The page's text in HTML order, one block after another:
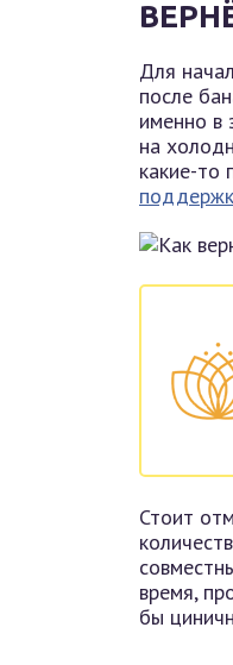
Для
после
именно в
на
какие-то
Стоит
время,
бы